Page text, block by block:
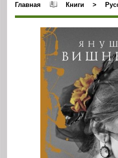
Главная Книги >